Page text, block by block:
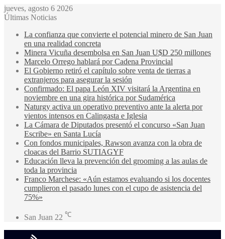
jueves, agosto 6 2026
Últimas Noticias
La confianza que convierte el potencial minero de San Juan
en una realidad concreta
Minera Vicuña desembolsa en San Juan U$D 250 millones
Marcelo Orrego hablará por Cadena Provincial
El Gobierno retiró el capítulo sobre venta de tierras a
extranjeros para asegurar la sesión
Confirmado: El papa León XIV visitará la Argentina en
noviembre en una gira histórica por Sudamérica
Naturgy activa un operativo preventivo ante la alerta por
vientos intensos en Calingasta e Iglesia
La Cámara de Diputados presentó el concurso «San Juan
Escribe» en Santa Lucía
Con fondos municipales, Rawson avanza con la obra de
cloacas del Barrio SUTIAGYF
Educación lleva la prevención del grooming a las aulas de
toda la provincia
Franco Marchese: «Aún estamos evaluando si los docentes
cumplieron el pasado lunes con el cupo de asistencia del
75%»
San Juan 22 ℃